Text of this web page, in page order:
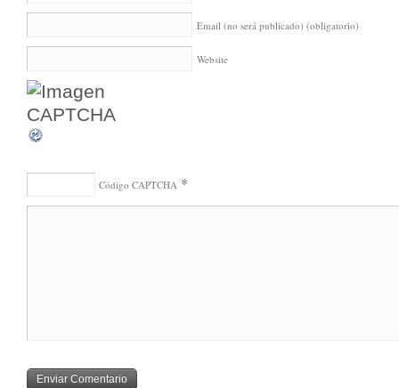
Email (no será publicado) (obligatorio)
Website
Código CAPTCHA *